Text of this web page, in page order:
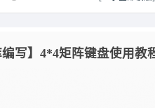
编写】4*4矩阵键盘使用教